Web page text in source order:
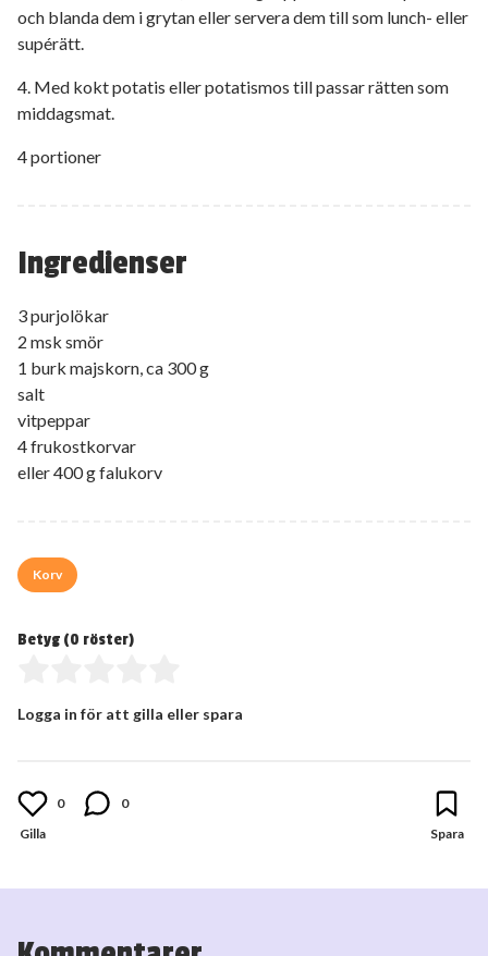
Ingredienser
3 purjolökar
2 msk smör
1 burk majskorn, ca 300 g
salt
vitpeppar
4 frukostkorvar
eller 400 g falukorv
och blanda dem i grytan eller servera dem till som lunch- eller
supérätt.
4. Med kokt potatis eller potatismos till passar rätten som
middagsmat.
4 portioner
Korv
Betyg (0 röster)
Logga in för att gilla eller spara
0 0